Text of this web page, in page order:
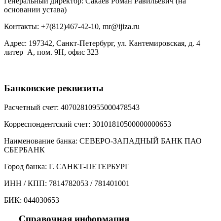
основании устава)
Контакты: +7(812)467-42-10, mr@ijiza.ru
Адрес: 197342, Санкт-Петербург, ул. Кантемировская, д. 4
литер А, пом. 9Н, офис 323
Банковские реквизиты
Расчетный счет: 40702810955000478543
Корреспондентский счет: 30101810500000000653
Наименование банка: СЕВЕРО-ЗАПАДНЫЙ БАНК ПАО
СБЕРБАНК
Город банка: Г. САНКТ-ПЕТЕРБУРГ
ИНН / КПП: 7814782053 / 781401001
БИК: 044030653